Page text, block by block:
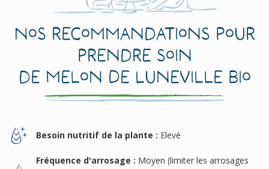
Nos recommandations pour
prendre soin
de Melon De Luneville Bio
Besoin nutritif de la plante : Elevé
Fréquence d'arrosage : Moyen (limiter les arrosages